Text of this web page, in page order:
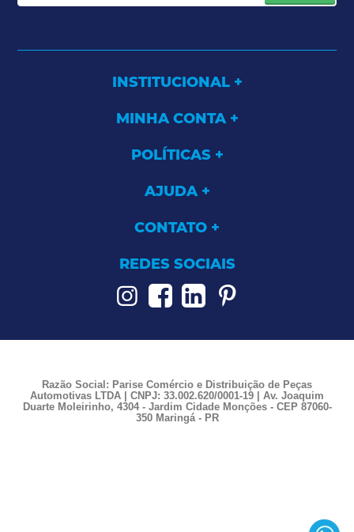
INSTITUCIONAL
MINHA CONTA
POLÍTICAS
AJUDA
CONTATO
REDES SOCIAIS
Razão Social: Parise Comércio e Distribuição de Peças
Automotivas LTDA | CNPJ: 33.002.620/0001-19 | Av. Joaquim
Duarte Moleirinho, 4304 - Jardim Cidade Monções - CEP 87060-
350 Maringá - PR